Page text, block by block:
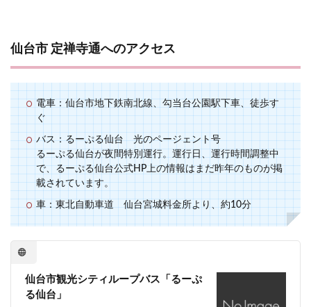
仙台市 定禅寺通へのアクセス
電車：仙台市地下鉄南北線、勾当台公園駅下車、徒歩す
ぐ
バス：るーぷる仙台 光のページェント号
るーぷる仙台が夜間特別運行。運行日、運行時間調整中
で、るーぷる仙台公式HP上の情報はまだ昨年のものが掲
載されています。
車：東北自動車道 仙台宮城料金所より、約10分
仙台市観光シティループバス「るーぷ
る仙台」